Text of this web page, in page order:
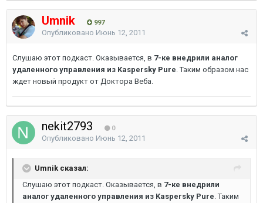
Umnik 997
Опубликовано Июнь 12, 2011
Слушаю этот подкаст. Оказывается, в 7-ке внедрили аналог
удаленного управления из Kaspersky Pure. Таким образом нас
ждет новый продукт от Доктора Веба.
nekit2793 0
Опубликовано Июнь 12, 2011
Umnik сказал:
Слушаю этот подкаст. Оказывается, в 7-ке внедрили
аналог удаленного управления из Kaspersky Pure. Таким